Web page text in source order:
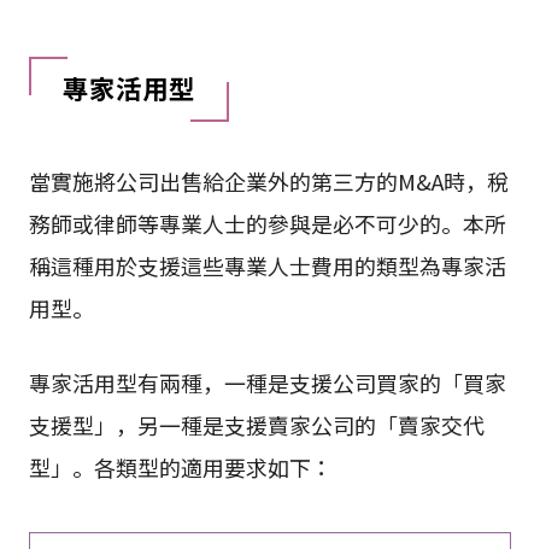
專家活用型
當實施將公司出售給企業外的第三方的M&A時，稅
務師或律師等專業人士的參與是必不可少的。本所
稱這種用於支援這些專業人士費用的類型為專家活
用型。
專家活用型有兩種，一種是支援公司買家的「買家
支援型」，另一種是支援賣家公司的「賣家交代
型」。各類型的適用要求如下：